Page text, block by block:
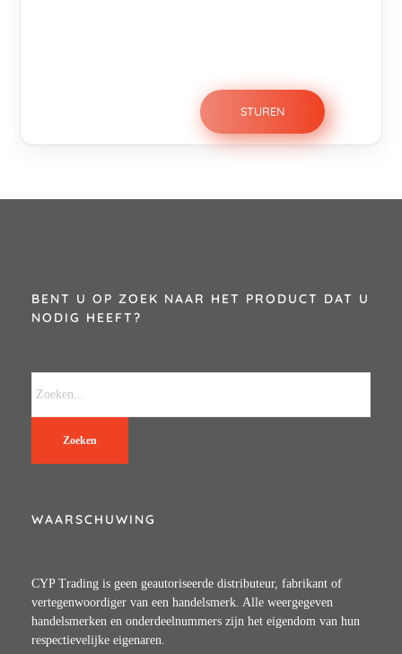
BENT U OP ZOEK NAAR HET PRODUCT DAT U
NODIG HEEFT?
Zoeken
WAARSCHUWING
CYP Trading is geen geautoriseerde distributeur, fabrikant of
vertegenwoordiger van een handelsmerk. Alle weergegeven
handelsmerken en onderdeelnummers zijn het eigendom van hun
respectievelijke eigenaren.